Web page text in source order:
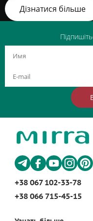
Дізнатися більше
+38 067 102-33-78
+38 066 715-45-15